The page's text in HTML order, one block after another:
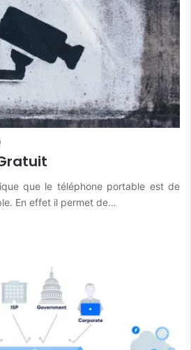
que le téléphone portable est de
En effet il permet de…